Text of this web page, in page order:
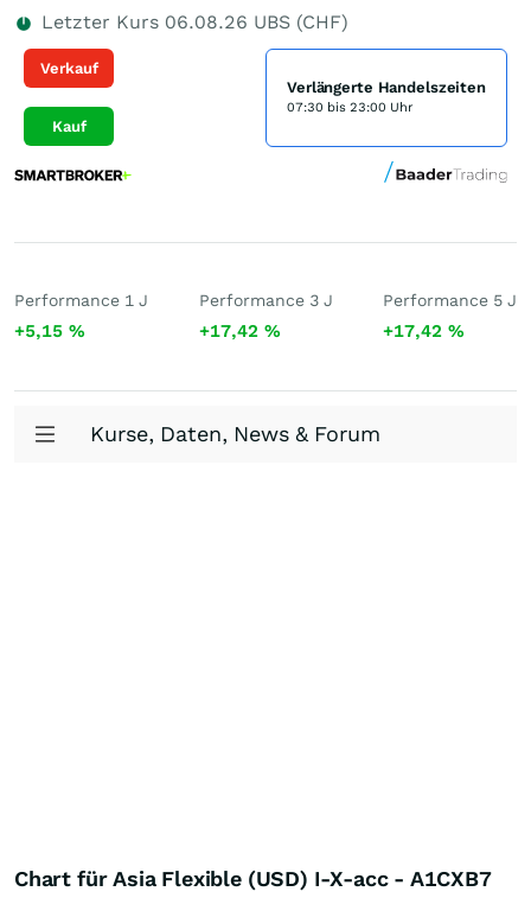
Letzter Kurs 06.08.26 UBS (CHF)
Verkauf
Kauf
Verlängerte Handelszeiten
07:30 bis 23:00 Uhr
Performance 1 J
+5,15 %
Performance 3 J
+17,42 %
Performance 5 J
+17,42 %
Kurse, Daten, News & Forum
Chart für Asia Flexible (USD) I-X-acc - A1CXB7